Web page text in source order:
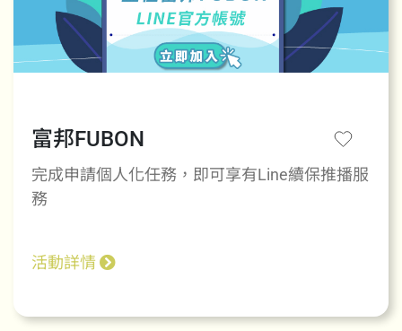
富邦FUBON
完成申請個人化任務，即可享有Line續保推播服
務
活動詳情